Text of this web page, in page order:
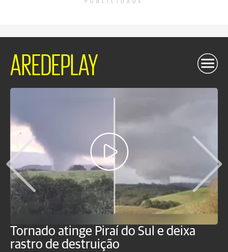
PUBLICIDADE
AREDEPLAY
Tornado atinge Piraí do Sul e deixa
rastro de destruição